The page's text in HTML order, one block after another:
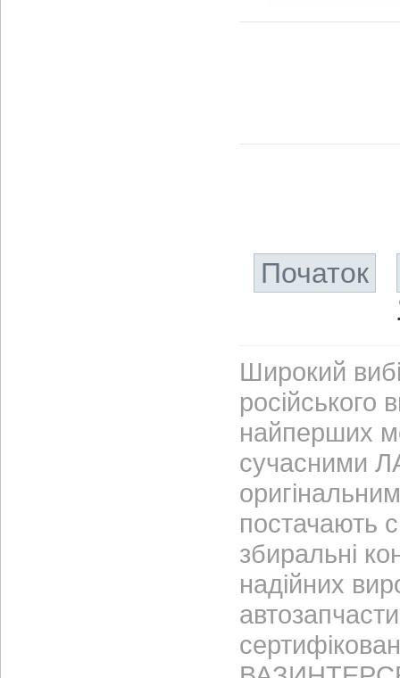
Початок
Широкий
найперших
сучасними
постачають
збиральні
надійних